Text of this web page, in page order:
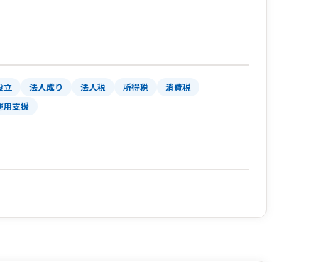
立 法人成り 法人税 所得税
消費税
用支援